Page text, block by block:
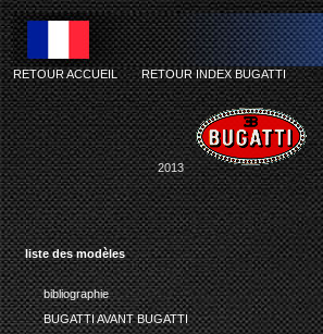
liste des modèles
bibliographie
BUGATTI AVANT BUGATTI
RETOUR ACCUEIL-RETOUR INDEX BUGATTI
2013